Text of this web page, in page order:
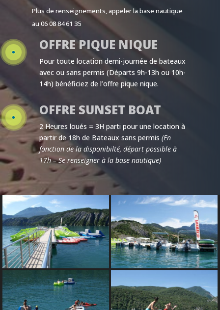
Plus de renseignements, appeler la base nautique
au 06 08 84 61 35
OFFRE PIQUE NIQUE
Pour toute location demi-journée de bateaux
avec ou sans permis (Départs 9h-13h ou 10h-
14h) bénéficiez de l’offre pique nique.
OFFRE SUNSET BOAT
2 Heures loués = 3H parti pour une location à
partir de 18h de Bateaux sans permis (En
fonction de la disponibilté, départ possible à
17h – Se renseigner à la base nautique)